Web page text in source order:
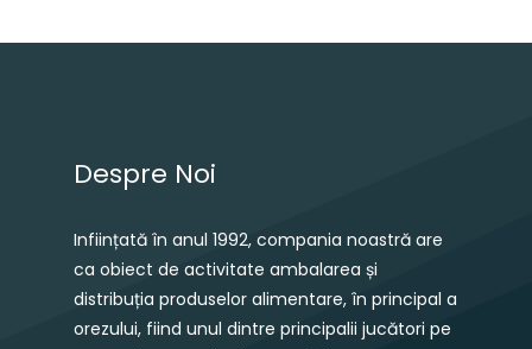
Navigare în articole
Despre Noi
Inființată în anul 1992, compania noastră are
ca obiect de activitate ambalarea și
distribuția produselor alimentare, în principal a
orezului, fiind unul dintre principalii jucători pe